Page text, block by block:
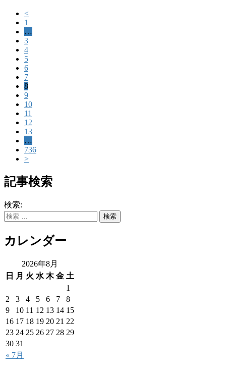
<
1
…
3
4
5
6
7
8
9
10
11
12
13
…
736
>
記事検索
検索:
カレンダー
2026年8月
日
月 火 水 木 金 土
« 7月
1
2
3 4 5 6 7
8
9
10 11 12 13 14 15
16 17 18 19 20 21 22
23 24 25 26 27 28 29
30 31